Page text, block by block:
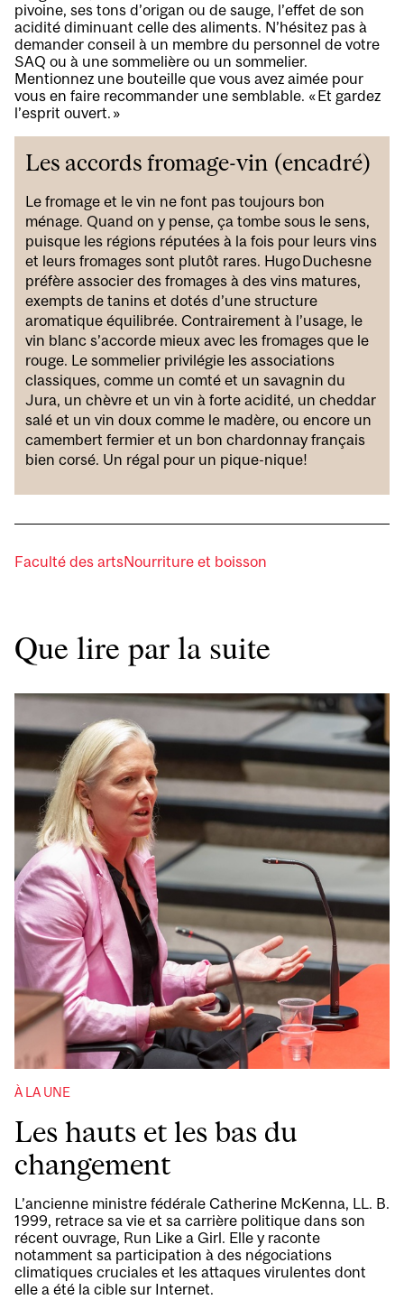
pivoine, ses tons d’origan ou de sauge, l’effet de son
acidité diminuant celle des aliments. N’hésitez pas à
demander conseil à un membre du personnel de votre
SAQ ou à une sommelière ou un sommelier.
Mentionnez une bouteille que vous avez aimée pour
vous en faire recommander une semblable. « Et gardez
l’esprit ouvert. »
Les accords fromage-vin (encadré)
Le fromage et le vin ne font pas toujours bon
ménage. Quand on y pense, ça tombe sous le sens,
puisque les régions réputées à la fois pour leurs vins
et leurs fromages sont plutôt rares. Hugo Duchesne
préfère associer des fromages à des vins matures,
exempts de tanins et dotés d’une structure
aromatique équilibrée. Contrairement à l’usage, le
vin blanc s’accorde mieux avec les fromages que le
rouge. Le sommelier privilégie les associations
classiques, comme un comté et un savagnin du
Jura, un chèvre et un vin à forte acidité, un cheddar
salé et un vin doux comme le madère, ou encore un
camembert fermier et un bon chardonnay français
bien corsé. Un régal pour un pique-nique!
Faculté des artsNourriture et boisson
Que lire par la suite
À LA UNE
Les hauts et les bas du
changement
L’ancienne ministre fédérale Catherine McKenna, LL. B.
1999, retrace sa vie et sa carrière politique dans son
récent ouvrage, Run Like a Girl. Elle y raconte
notamment sa participation à des négociations
climatiques cruciales et les attaques virulentes dont
elle a été la cible sur Internet.